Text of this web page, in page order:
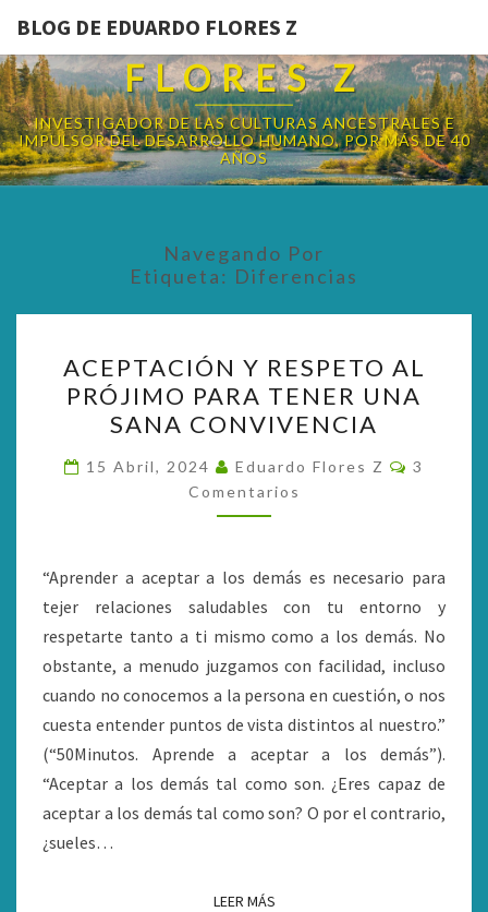
BLOG DE EDUARDO FLORES Z
BLOG DE EDUARDO
FLORES Z
INVESTIGADOR DE LAS CULTURAS ANCESTRALES E
IMPULSOR DEL DESARROLLO HUMANO, POR MÁS DE 40
AÑOS
Navegando Por
Etiqueta: Diferencias
Y
RESPETO
AL
PRÓJIMO
PARA
TENER
SANA
CONVIVENCIA
ACEPTACIÓN Y RESPETO AL
PRÓJIMO PARA TENER UNA
SANA CONVIVENCIA
15 Abril, 2024 Eduardo Flores Z
3
Comentarios
“Aprender a aceptar a los demás es necesario para
tejer relaciones saludables con tu entorno y
respetarte tanto a ti mismo como a los demás. No
obstante, a menudo juzgamos con facilidad, incluso
cuando no conocemos a la persona en cuestión, o nos
cuesta entender puntos de vista distintos al nuestro.”
(“50Minutos. Aprende a aceptar a los demás”).
“Aceptar a los demás tal como son. ¿Eres capaz de
aceptar a los demás tal como son? O por el contrario,
¿sueles…
LEER MÁSLEER MÁS